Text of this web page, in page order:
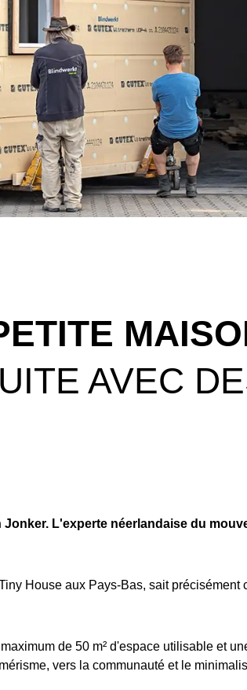
AVEC
L'experte néerlandaise du
House aux Pays-Bas, sait
de 50 m² d'espace utilisable et
vers la communauté et le